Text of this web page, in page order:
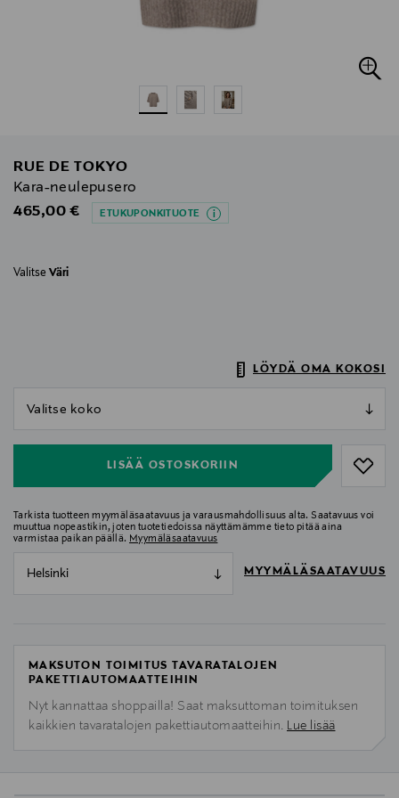
RUE DE TOKYO
Kara-neulepusero
Original Price
465,00 € ETUKUPONKITUOTE
Valitse Väri
LÖYDÄ OMA KOKOSI
LISÄÄ OSTOSKORIIN
Tarkista tuotteen myymäläsaatavuus ja varausmahdollisuus alta. Saatavuus voi
muuttua nopeastikin, joten tuotetiedoissa näyttämämme tieto pitää aina
varmistaa paikan päällä. Myymäläsaatavuus
Helsinki MYYMÄLÄSAATAVUUS
MAKSUTON TOIMITUS TAVARATALOJEN
PAKETTIAUTOMAATTEIHIN
Nyt kannattaa shoppailla! Saat maksuttoman toimituksen
kaikkien tavaratalojen pakettiautomaatteihin. Lue lisää